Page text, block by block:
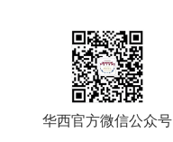
华西官方微信公众号